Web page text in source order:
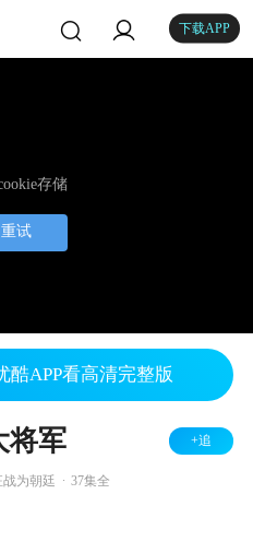
下载APP
存储
重试
酷APP看高清完整版
将军 +追
为朝廷 37集全